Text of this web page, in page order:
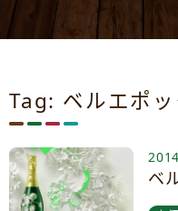
Tag: ベルエポッ
ベ